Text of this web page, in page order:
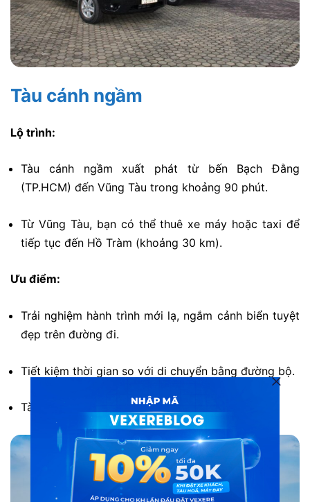
Tàu cánh ngầm
Lộ trình:
Tàu cánh ngầm xuất phát từ bến Bạch Đằng
(TP.HCM) đến Vũng Tàu trong khoảng 90 phút.
Từ Vũng Tàu, bạn có thể thuê xe máy hoặc taxi để
tiếp tục đến Hồ Tràm (khoảng 30 km).
Ưu điểm:
Trải nghiệm hành trình mới lạ, ngắm cảnh biển tuyệt
đẹp trên đường đi.
Tiết kiệm thời gian so với di chuyển bằng đường bộ.
Tàu hiện đại, tiện nghi, hạn chế say sóng